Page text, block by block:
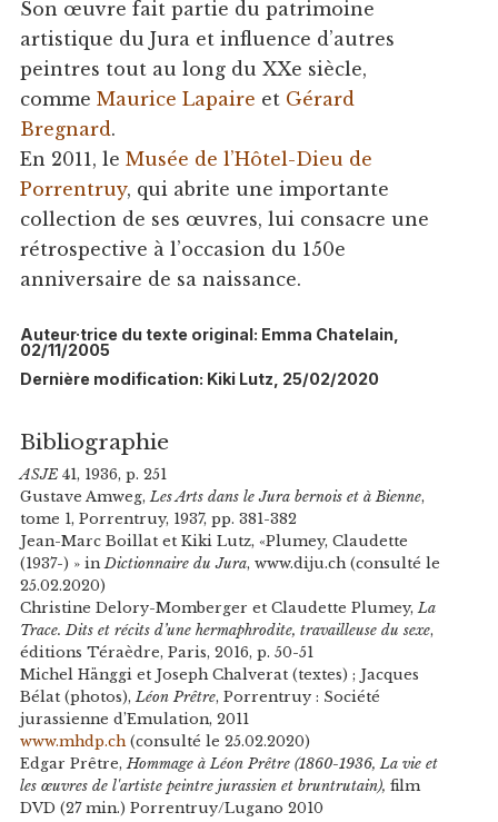
Son œuvre fait partie du patrimoine
artistique du Jura et influence d’autres
peintres tout au long du XXe siècle,
comme Maurice Lapaire et Gérard
Bregnard.
En 2011, le Musée de l’Hôtel-Dieu de
Porrentruy, qui abrite une importante
collection de ses œuvres, lui consacre une
rétrospective à l’occasion du 150e
anniversaire de sa naissance.
Auteur·trice du texte original: Emma Chatelain,
02/11/2005
Dernière modification: Kiki Lutz, 25/02/2020
Bibliographie
ASJE41, 1936, p. 251
Gustave Amweg,Les Arts dans le Jura bernois et à Bienne,
tome 1, Porrentruy, 1937, pp. 381-382
Jean-Marc Boillat et Kiki Lutz, «Plumey, Claudette
(1937-) » inDictionnaire du Jura, www.diju.ch (consulté le
25.02.2020)
Christine Delory-Momberger et Claudette Plumey,La
Trace. Dits et récits d’une hermaphrodite, travailleuse du sexe,
éditions Téraèdre, Paris, 2016, p. 50-51
Michel Hänggi et Joseph Chalverat (textes) ; Jacques
Bélat (photos),Léon Prêtre, Porrentruy : Société
jurassienne d’Emulation, 2011
www.mhdp.ch(consulté le 25.02.2020)
Edgar Prêtre,Hommage à Léon Prêtre (1860-1936, La vie et
les œuvres de l'artiste peintre jurassien et bruntrutain), film
DVD (27 min.) Porrentruy/Lugano 2010